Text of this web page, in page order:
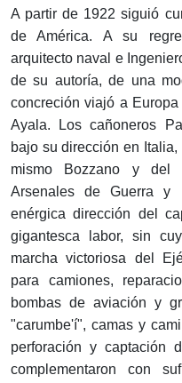
A partir de 1922 siguió
de América. A su
arquitecto naval e
de su autoría, de una
concreción viajó a
Ayala. Los cañoneros
bajo su dirección en
mismo Bozzano y del
Arsenales de Guerra y
enérgica dirección del
gigantesca labor, sin
marcha victoriosa del
para camiones,
bombas de aviación y
"carumbe'í", camas y
perforación y captación
complementaron con